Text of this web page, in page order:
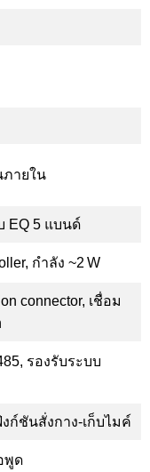
ภายใน
EQ 5 แบนด์
กำลัง ~2 W
connector, เชื่อม
รองรับระบบ
ก์ชันสั่งกาง-เก็บไมค์
พูด